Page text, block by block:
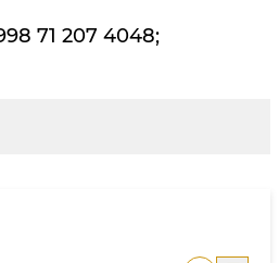
71 207 4048;